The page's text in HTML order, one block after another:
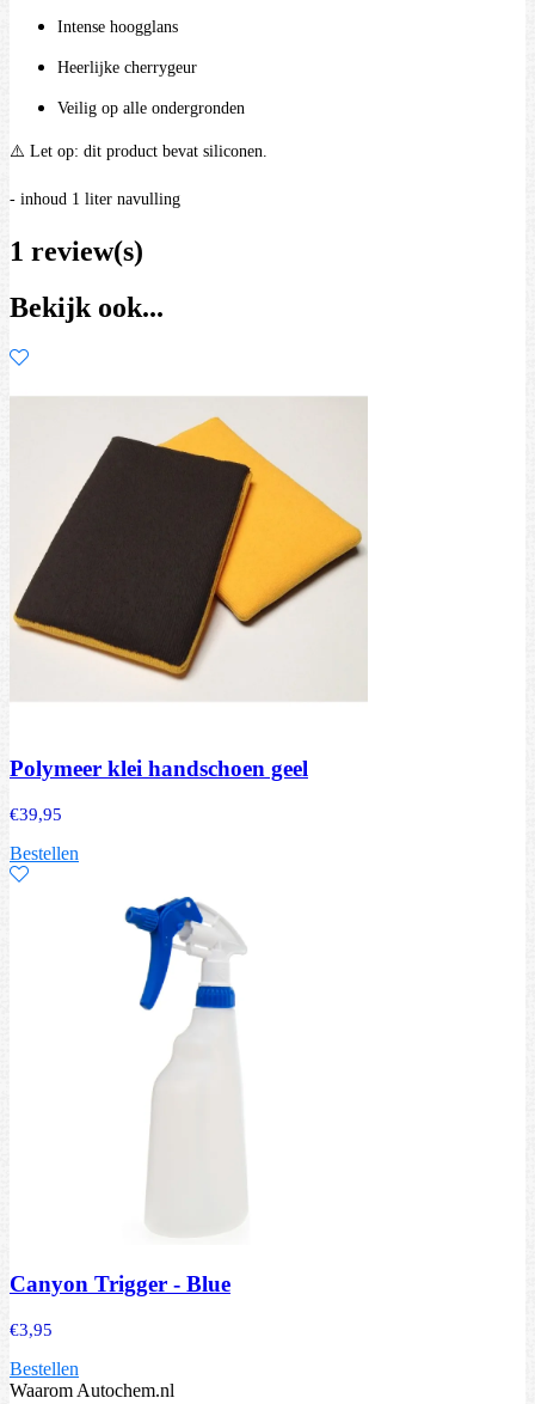
Intense hoogglans
Heerlijke cherrygeur
Veilig op alle ondergronden
⚠️ Let op: dit product bevat siliconen.
- inhoud 1 liter navulling
1 review(s)
Bekijk ook...
Polymeer klei handschoen geel
€39,95
Bestellen
Canyon Trigger - Blue
€3,95
Bestellen
Waarom Autochem.nl